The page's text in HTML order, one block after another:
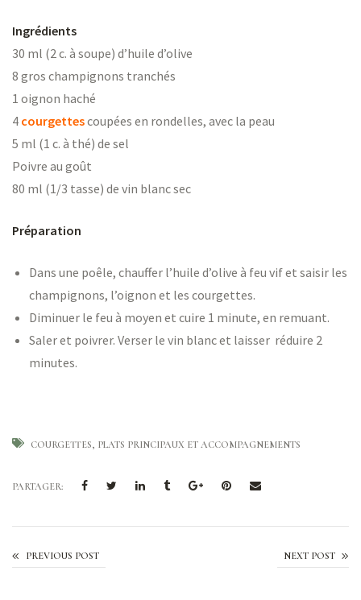
Ingrédients
30 ml (2 c. à soupe) d’huile d’olive
8 gros champignons tranchés
1 oignon haché
4 courgettescoupées en rondelles, avec la peau
5 ml (1 c. à thé) de sel
Poivre au goût
80 ml (1/3 tasse) de vin blanc sec
Préparation
Dans une poêle, chauffer l’huile d’olive à feu vif et saisir les
champignons, l’oignon et les courgettes.
Diminuer le feu à moyen et cuire 1 minute, en remuant.
Saler et poivrer. Verser le vin blanc et laisser réduire 2
minutes.
COURGETTES PLATS PRINCIPAUX ET ACCOMPAGNEMENTS
PARTAGER:
PREVIOUS POST NEXT POST
Courgettes forestières